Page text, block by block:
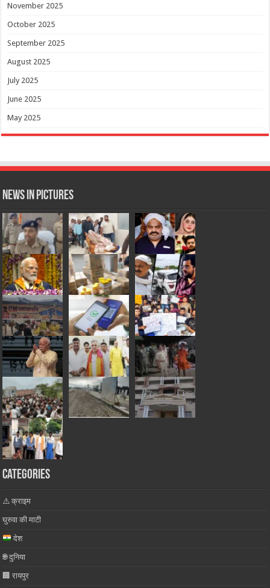
November 2025
October 2025
September 2025
August 2025
July 2025
June 2025
May 2025
News in Pictures
Categories
⚠️ क्राइम
घुरुवा की माटी
देश
🌐 दुनिया
🏢 रायपुर